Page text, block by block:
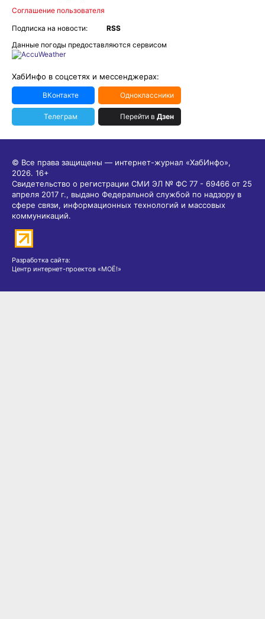
Соглашение пользователя
Подписка на новости:
RSS
Данные погоды предоставляются сервисом
ХабИнфо в соцсетях и мессенджерах:
ВКонтакте Одноклассники
Телеграм Перейти в Дзен
© Все права защищены — интернет-журнал «ХабИнфо»,
2026. 16+
Свидетельство о регистрации СМИ ЭЛ № ФС 77 - 69466 от 25
апреля 2017 г., выдано Федеральной службой по надзору в
сфере связи, информационных технологий и массовых
коммуникаций.
Разработка сайта:
Центр интернет-проектов «МОЁ!»